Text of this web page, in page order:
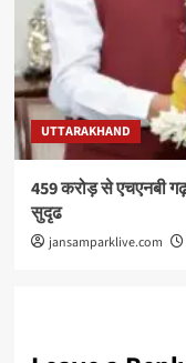
UTTARAKHAND
459 करोड़ से एचएनबी
सुदृढ
jansamparklive.com